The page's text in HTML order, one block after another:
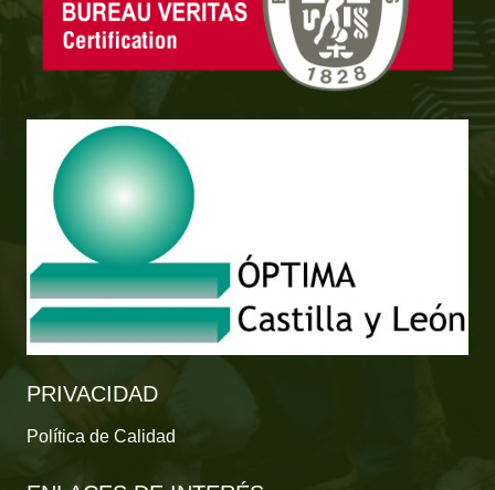
PRIVACIDAD
Política de Calidad